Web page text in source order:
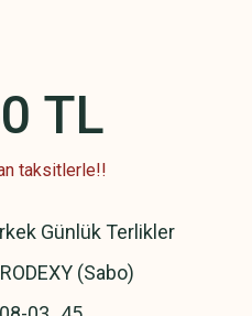
TL
taksitlerle!!
Günlük Terlikler
(Sabo)